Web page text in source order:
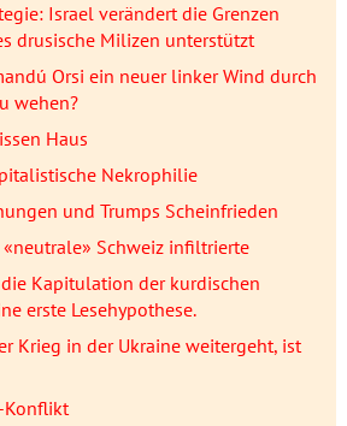
Israel verändert die Grenzen
drusische Milizen unterstützt
Orsi ein neuer linker Wind durch
wehen?
Haus
Nekrophilie
und Trumps Scheinfrieden
Schweiz infiltrierte
Kapitulation der kurdischen
erste Lesehypothese.
Krieg in der Ukraine weitergeht, ist
Konflikt